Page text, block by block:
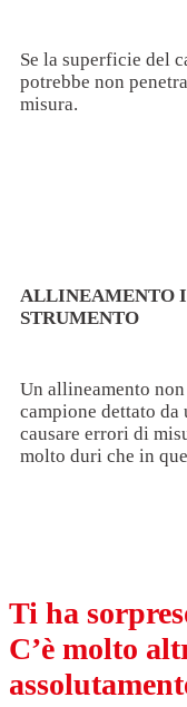
Se la superficie del
potrebbe non
misura.
ALLINEAMENTO
STRUMENTO
Un allineamento
campione dettato da
causare errori di
molto duri che in
Ti ha
C’è molto